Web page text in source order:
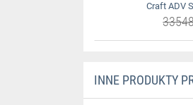
Craft ADV
INNE PRODUKTY